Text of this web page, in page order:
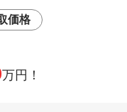
価格
万円！